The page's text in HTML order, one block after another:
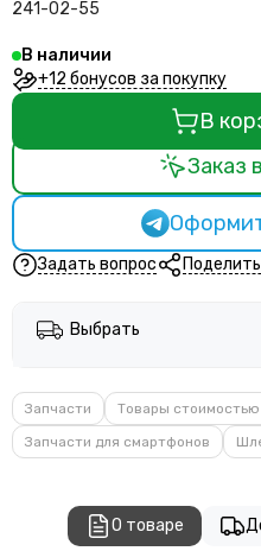
241-02-55
В наличии
+12 бонусов за покупку
В
Заказ
Задать вопрос
Выбрать
Запчасти Товары
Запчасти для смартфонов
О товаре